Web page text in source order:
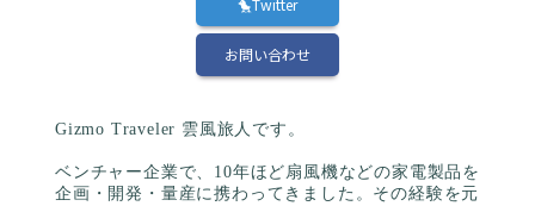
お問い合わせ
Gizmo Traveler 雲風旅人です。
ベンチャー企業で、10年ほど扇風機などの家電製品を
企画・開発・量産に携わってきました。その経験を元